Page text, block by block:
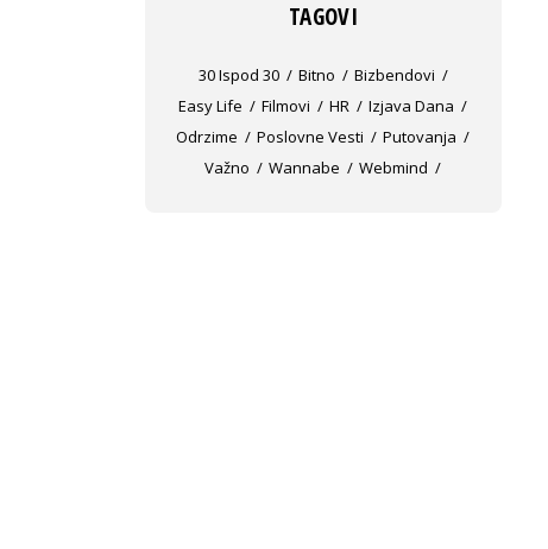
TAGOVI
30 Ispod 30 Bitno
Bizbendovi
Easy Life
Filmovi HR
Izjava Dana
Odrzime
Poslovne Vesti
Putovanja
Važno
Wannabe Webmind